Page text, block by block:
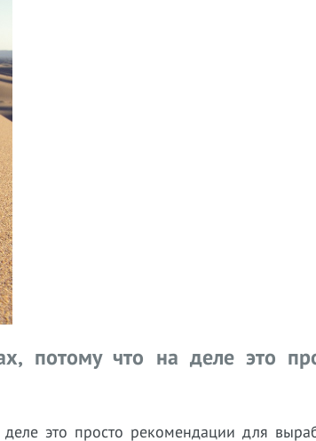
потому что на деле это
это просто рекомендации для